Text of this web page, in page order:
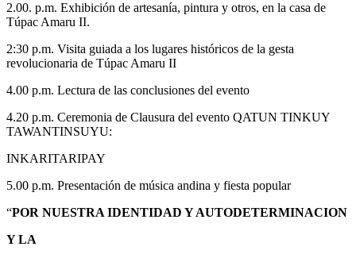
2.00. p.m. Exhibición de artesanía, pintura y otros, en la casa de
Túpac Amaru II.
2:30 p.m. Visita guiada a los lugares históricos de la gesta
revolucionaria de Túpac Amaru II
4.00 p.m. Lectura de las conclusiones del evento
4.20 p.m. Ceremonia de Clausura del evento QATUN TINKUY
TAWANTINSUYU:
INKARITARIPAY
5.00 p.m. Presentación de música andina y fiesta popular
“POR NUESTRA IDENTIDAD Y AUTODETERMINACION
Y LA